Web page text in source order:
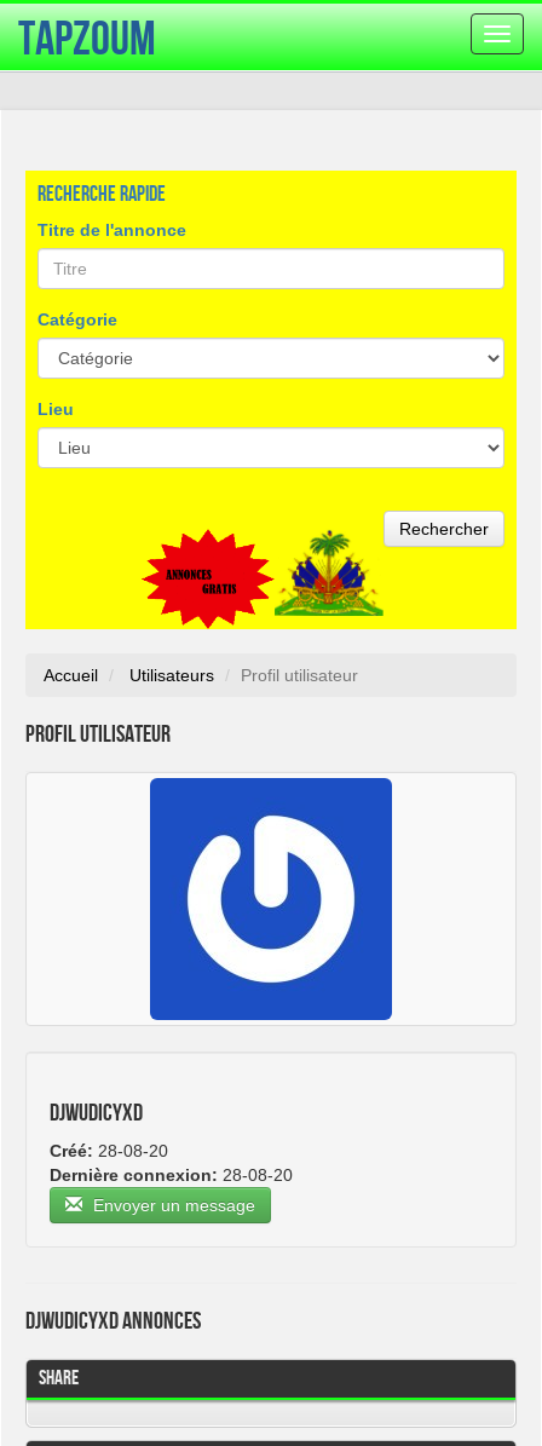
la
TapZoum
Recherche rapide
Titre de l'annonce
Catégorie
Lieu
Rechercher
Accueil Utilisateurs Profil utilisateur
Profil utilisateur
djwudicyxd
Créé: 28-08-20
Dernière connexion: 28-08-20
Envoyer un message
djwudicyxd Annonces
Share